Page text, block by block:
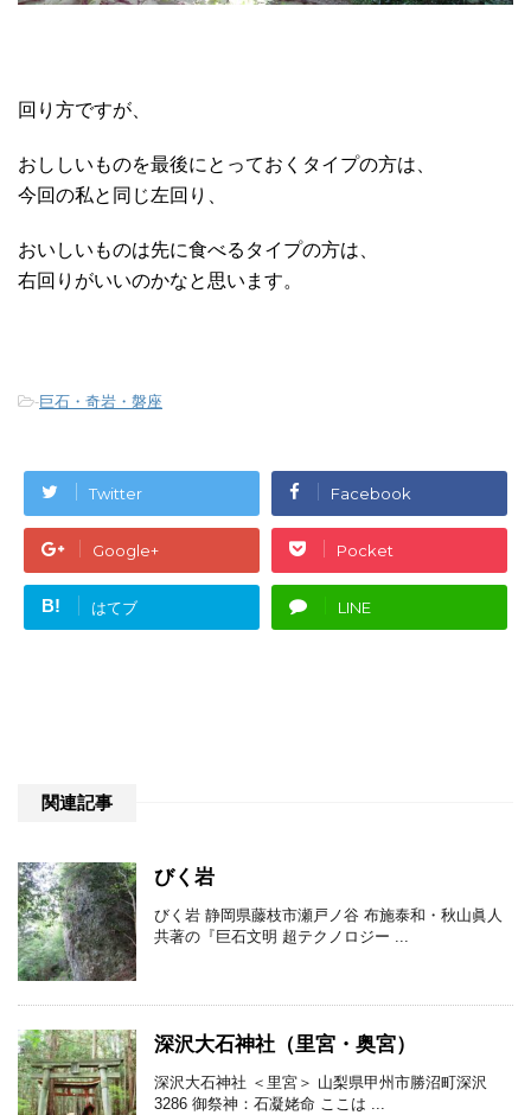
回り方ですが、
おししいものを最後にとっておくタイプの方は、
今回の私と同じ左回り、
おいしいものは先に食べるタイプの方は、
右回りがいいのかなと思います。
-巨石・奇岩・磐座
Twitter Facebook
Google+ Pocket
B! はてブ LINE
関連記事
びく岩
びく岩 静岡県藤枝市瀬戸ノ谷 布施泰和・秋山眞人
共著の『巨石文明 超テクノロジー ...
深沢大石神社（里宮・奥宮）
深沢大石神社 ＜里宮＞ 山梨県甲州市勝沼町深沢
3286 御祭神：石凝姥命 ここは ...